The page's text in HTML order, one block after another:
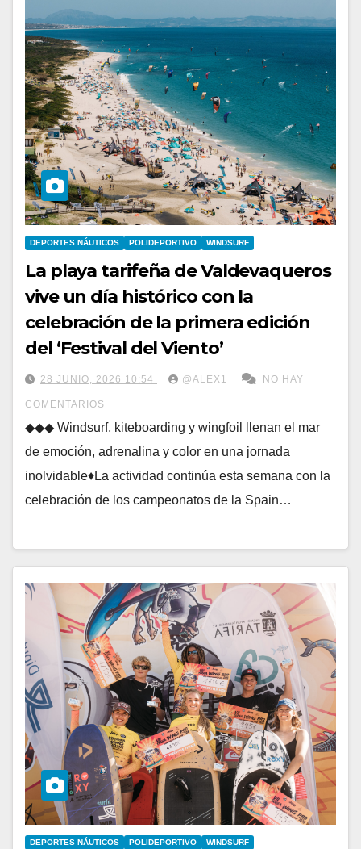
DEPORTES NÁUTICOS POLIDEPORTIVO WINDSURF
La playa tarifeña de Valdevaqueros
vive un día histórico con la
celebración de la primera edición
del ‘Festival del Viento’
28 JUNIO, 2026 10:54 @ALEX1 NO HAY
COMENTARIOS
◆◆◆ Windsurf, kiteboarding y wingfoil llenan el mar
de emoción, adrenalina y color en una jornada
inolvidable♦La actividad continúa esta semana con la
celebración de los campeonatos de la Spain…
DEPORTES NÁUTICOS POLIDEPORTIVO WINDSURF